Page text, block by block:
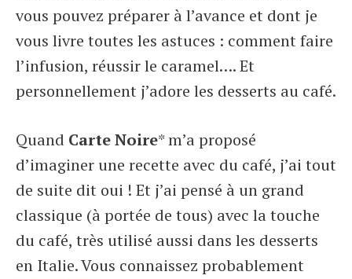
vous pouvez préparer à l’avance et dont je
vous livre toutes les astuces : comment faire
l’infusion, réussir le caramel…. Et
personnellement j’adore les desserts au café.
Quand Carte Noire* m’a proposé
d’imaginer une recette avec du café, j’ai tout
de suite dit oui ! Et j’ai pensé à un grand
classique (à portée de tous) avec la touche
du café, très utilisé aussi dans les desserts
en Italie. Vous connaissez probablement